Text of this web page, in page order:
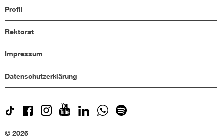
Profil
Rektorat
Impressum
Datenschutzerklärung
© 2026